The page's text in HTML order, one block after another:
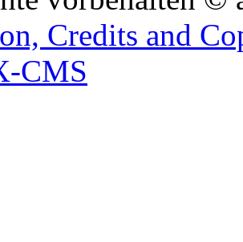
Credits and
CMS